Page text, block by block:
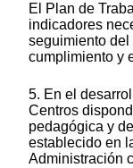
El Plan de
indicadores
seguimiento del
cumplimiento y
5. En el
Centros
pedagógica y
establecido en
Administración